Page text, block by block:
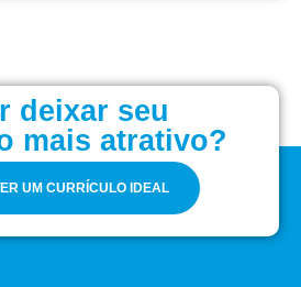
deixar seu
mais atrativo?
UM CURRÍCULO IDEAL